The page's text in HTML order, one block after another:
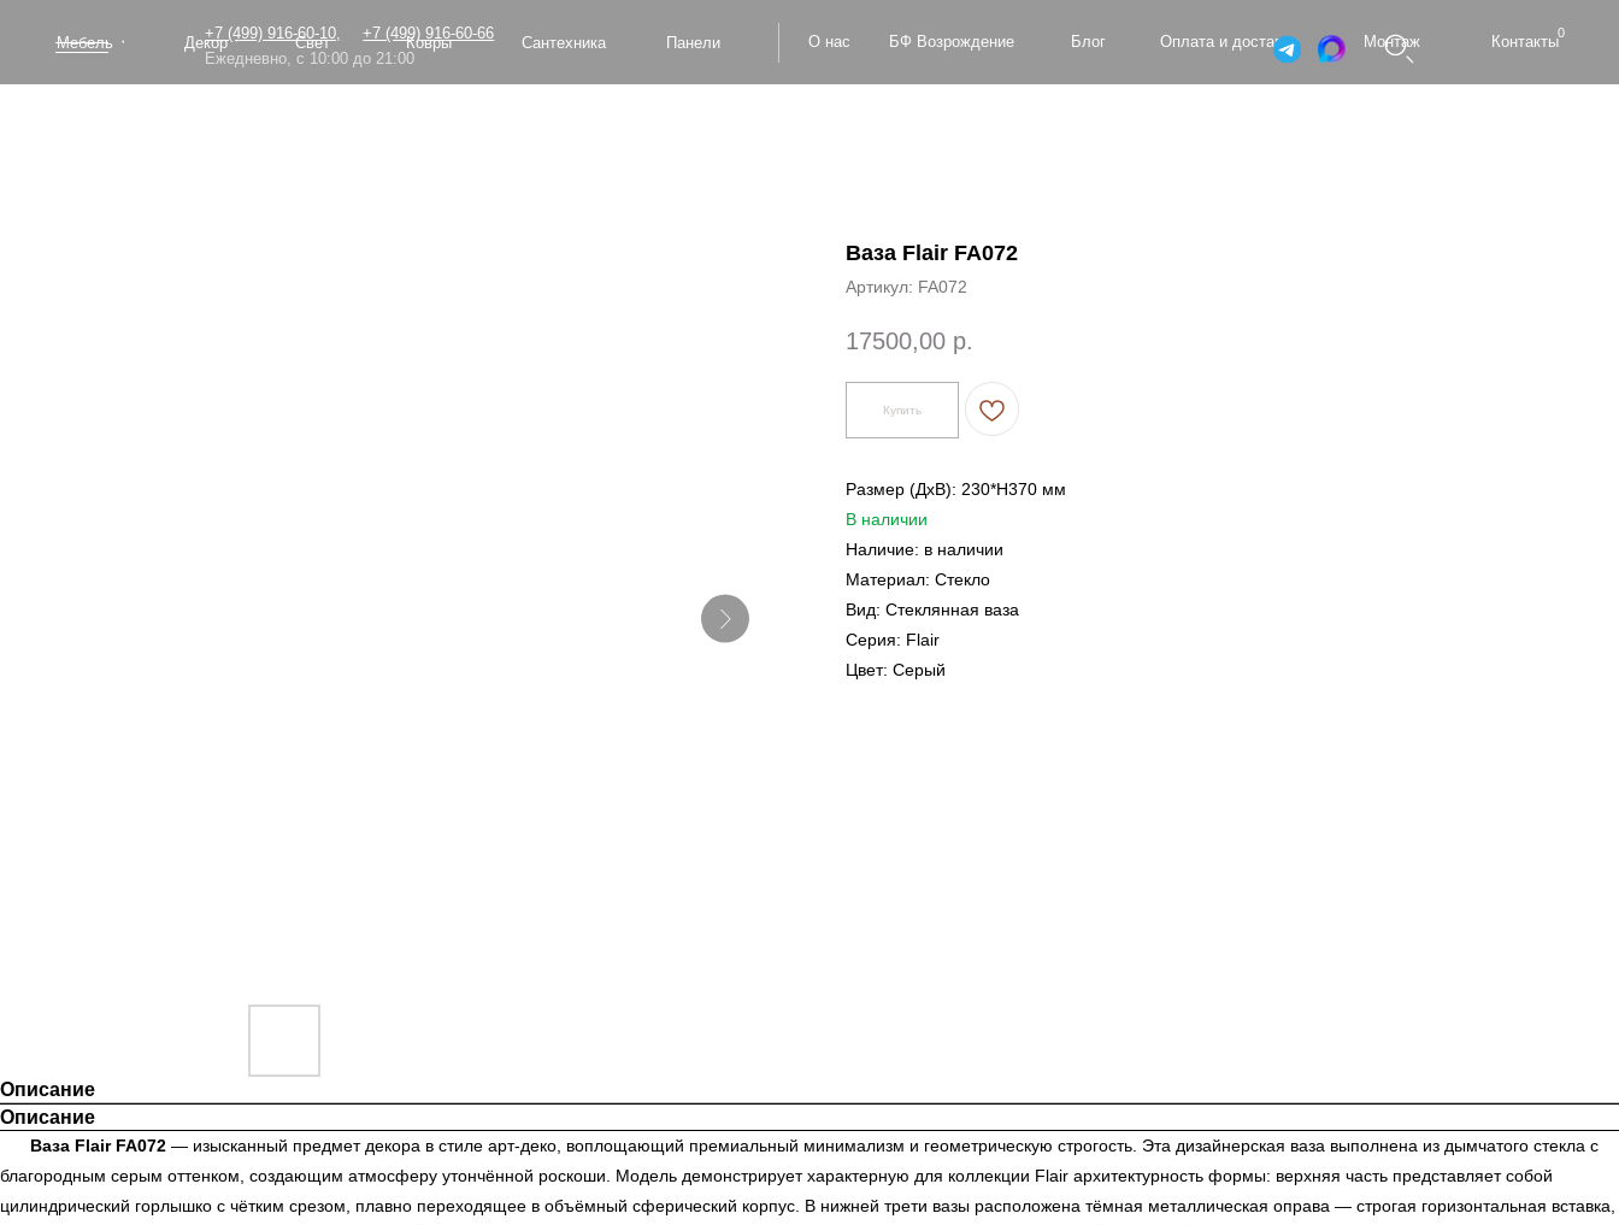
+7 (499) 916-60-66
+7 (499) 916-60-10,
Ежедневно, с 10:00 до 21:00
Панели
Сантехника
Свет
Декор Контакты
Монтаж
Оплата и доставка
БФ Возрождение Блог
Мебель Ковры
Ваза Flair FA072
Артикул: FA072
17500,00 р.
Купить
Размер (ДxВ): 230*H370 мм
В наличии
Наличие: в наличии
Материал: Стекло
Вид: Стеклянная ваза
Серия: Flair
Цвет: Серый
Описание
Описание
Ваза Flair FA072 — изысканный предмет декора в стиле арт-деко, воплощающий премиальный минимализм и геометрическую строгость. Эта дизайнерская ваза выполнена из дымчатого стекла с
благородным серым оттенком, создающим атмосферу утончённой роскоши. Модель демонстрирует характерную для коллекции Flair архитектурность формы: верхняя часть представляет собой
цилиндрический горлышко с чётким срезом, плавно переходящее в объёмный сферический корпус. В нижней трети вазы расположена тёмная металлическая оправа — строгая горизонтальная вставка,